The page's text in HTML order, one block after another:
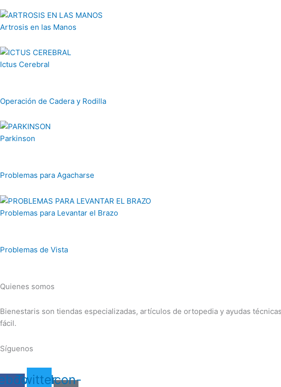
Artrosis en las Manos
Ictus Cerebral
Operación de Cadera y Rodilla
Parkinson
Problemas para Agacharse
Problemas para Levantar el Brazo
Problemas de Vista
Quienes somos
Bienestaris son tiendas especializadas, artículos de ortopedia y ayudas
fácil.
Síguenos
TwitterIcon-